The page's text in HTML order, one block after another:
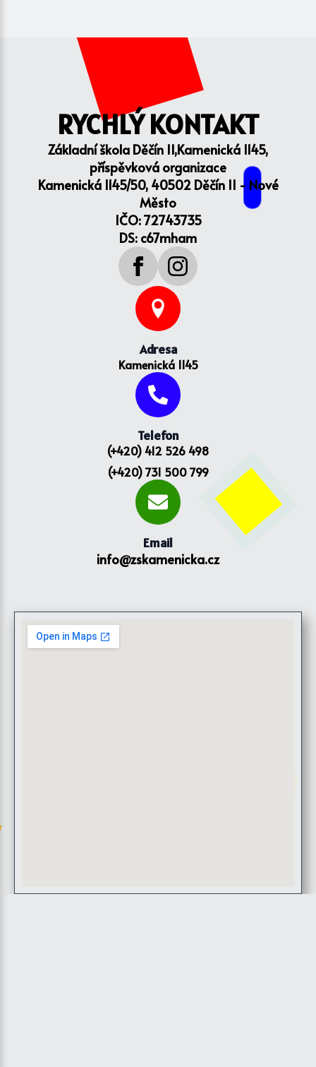
RYCHLÝ KONTAKT
Základní škola Děčín II,Kamenická 1145,
příspěvková organizace
Kamenická 1145/50, 40502 Děčín II - Nové
Město
IČO: 72743735
DS: c67mham
Adresa
Kamenická 1145
Telefon
(+420) 412 526 498
(+420) 731 500 799
Email
info@zskamenicka.cz